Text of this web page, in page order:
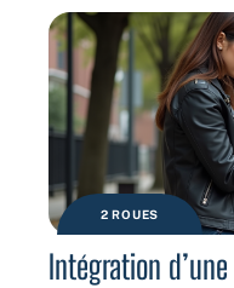
2 ROUES
Intégration